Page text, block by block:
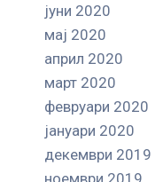
јуни 2020
мај 2020
април 2020
март 2020
февруари 2020
јануари 2020
декември 2019
ноември 2019